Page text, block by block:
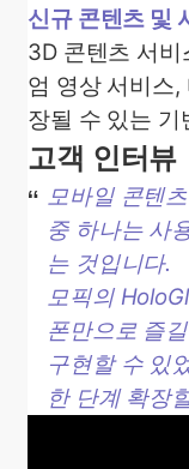
신규 콘텐츠 및
3D 콘텐츠 서비
엄 영상 서비스
장될 수 있는
고객 인터뷰
모바일 콘텐
중 하나는 사
는 것입니다.
모픽의
폰만으로 즐
구현할 수 있
한 단계 확장